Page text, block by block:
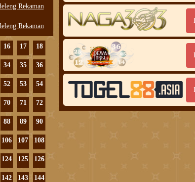
Rekaman
Rekaman
16 17 18
34 35 36
52 53 54
70 71 72
88 89 90
106 107 108
124 125 126
142 143 144